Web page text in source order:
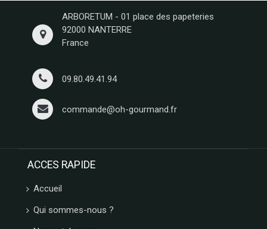
ARBORETUM - 01 place des papeteries
92000 NANTERRE
France
09.80.49.41.94
commande@oh-gourmand.fr
ACCES RAPIDE
Accueil
Qui sommes-nous ?